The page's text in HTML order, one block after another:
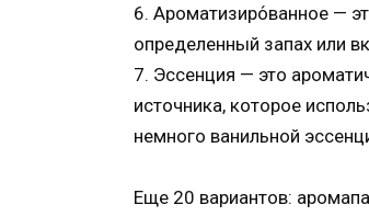
6. Ароматизиро́ванное —
определенный запах или
7. Эссенция — это
источника, которое
немного ванильной
Еще 20 вариантов: